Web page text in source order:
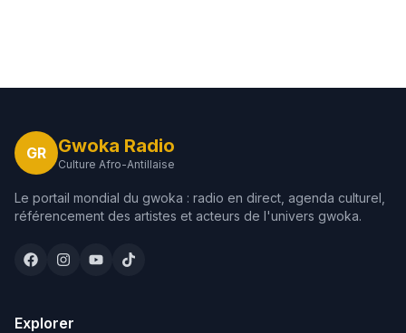
GR Gwoka Radio
Culture Afro-Antillaise
Le portail mondial du gwoka : radio en direct, agenda culturel,
référencement des artistes et acteurs de l'univers gwoka.
Explorer